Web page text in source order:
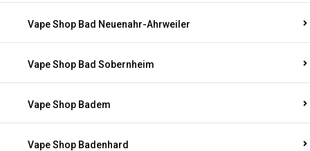
Vape Shop Bad Neuenahr-Ahrweiler
Vape Shop Bad Sobernheim
Vape Shop Badem
Vape Shop Badenhard